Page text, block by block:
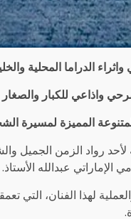
الدراما المحلية
المميزة لمسيرة
رواد الزمن الجميل
عبدالله الأستاذ.
لهذا الفنان، التي